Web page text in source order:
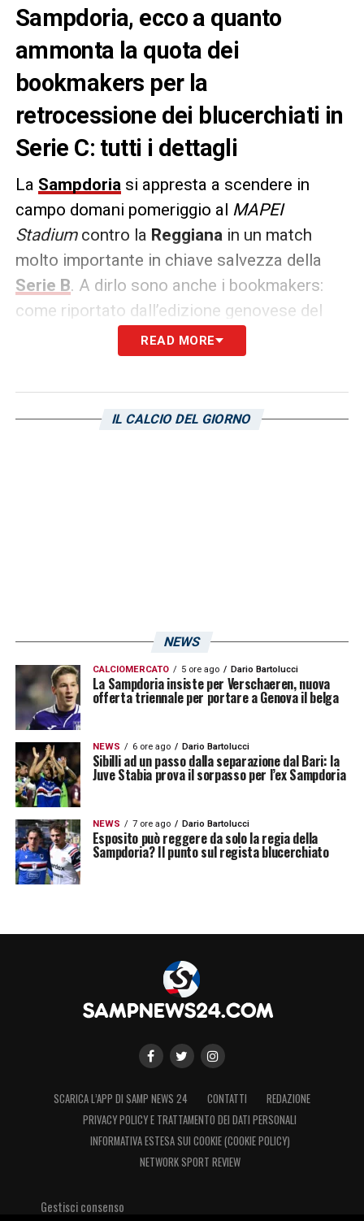
Sampdoria, ecco a quanto
ammonta la quota dei
bookmakers per la
retrocessione dei blucerchiati in
Serie C: tutti i dettagli
La Sampdoriasi appresta a scendere in
campo domani pomeriggio al MAPEI
Stadiumcontro la Reggianain un match
molto importante in chiave salvezza della
Serie B. A dirlo sono anche i bookmakers:
come riportato dall’edizione genovese del
, i blucerchiati hanno maggiori
chance di raggiugere la salvezza tra le dieci
considerata tre volte e mezzo la giocata con
Frosinone eSalernitana. Sempre secondo le
quote scomesse, le due maggiori candidate a
retrocedere in Serie C sono
e ilCosenzaa 1,20/25 club considerato
quasi retrocesso.
LA PLAYLIST DELLE NOSTRE TOP NEWS
READ MORE
IL CALCIO DEL GIORNO
NEWS
CALCIOMERCATO 5 ore ago Dario Bartolucci
La Sampdoria insiste per Verschaeren, nuova
offerta triennale per portare a Genova il belga
NEWS 6 ore ago Dario Bartolucci
Sibilli ad un passo dalla separazione dal Bari: la
Juve Stabia prova il sorpasso per l’ex Sampdoria
NEWS 7 ore ago Dario Bartolucci
Esposito può reggere da solo la regia della
Sampdoria? Il punto sul regista blucerchiato
SCARICA L’APP DI SAMP NEWS 24 CONTATTI
REDAZIONE
PRIVACY POLICY E TRATTAMENTO DEI DATI PERSONALI
INFORMATIVA ESTESA SUI COOKIE (COOKIE POLICY)
NETWORK SPORT REVIEW
Gestisci consenso